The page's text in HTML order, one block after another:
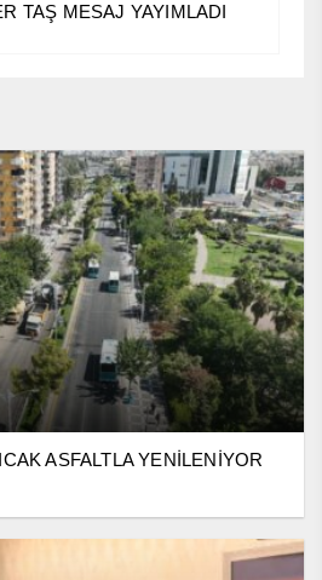
TAŞ MESAJ YAYIMLADI
ASFALTLA YENİLENİYOR